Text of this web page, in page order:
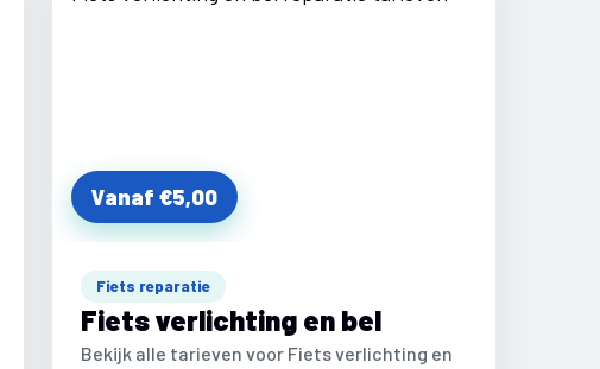
Vanaf €5,00
Fiets reparatie
Fiets verlichting en bel
Bekijk alle tarieven voor Fiets verlichting en